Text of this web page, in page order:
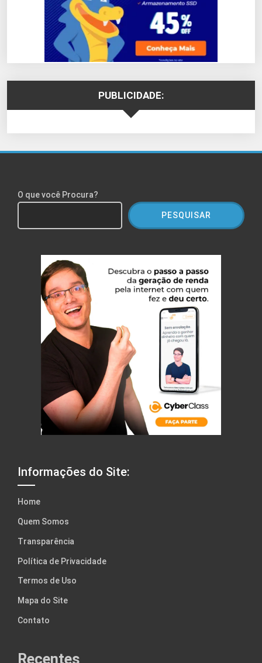
PUBLICIDADE:
O que você Procura?
PESQUISAR
Informações do Site:
Home
Quem Somos
Transparência
Política de Privacidade
Termos de Uso
Mapa do Site
Contato
Recentes